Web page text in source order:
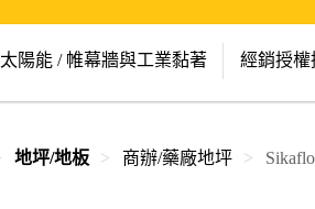
太陽能 / 帷幕牆與工業黏著 經銷授權
地坪/地板 商辦/藥廠地坪